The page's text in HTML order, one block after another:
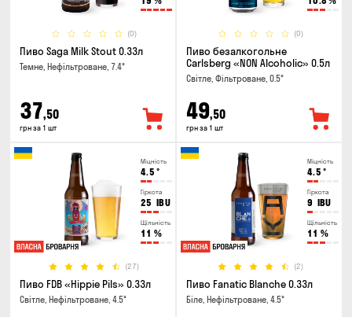
(0)
Пиво Saga Milk Stout 0.33л
Темне, Нефільтроване, 7.4°
37,50
грн за 1 шт
(0)
Пиво безалкогольне
Carlsberg «NON Alcoholic» 0.5л
Світле, Фільтроване, 0.5°
49,50
грн за 1 шт
Міцність
4.5 °
Гіркота
25 IBU
Щільність
11 %
(27)
Пиво FDB «Hippie Pils» 0.33л
Світле, Нефільтроване, 4.5°
Міцність
4.5 °
Гіркота
9 IBU
Щільність
11 %
(2)
Пиво Fanatic Blanche 0.33л
Біле, Нефільтроване, 4.5°